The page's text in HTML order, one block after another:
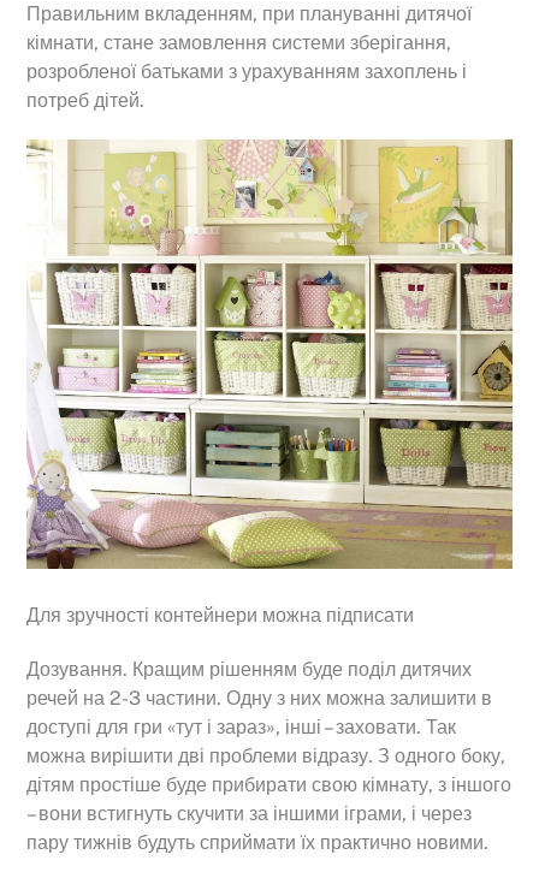
Правильним вкладенням, при плануванні дитячої
кімнати, стане замовлення системи зберігання,
розробленої батьками з урахуванням захоплень і
потреб дітей.
Для зручності контейнери можна підписати
Дозування. Кращим рішенням буде поділ дитячих
речей на 2-3 частини. Одну з них можна залишити в
доступі для гри «тут і зараз», інші – заховати. Так
можна вирішити дві проблеми відразу. З одного боку,
дітям простіше буде прибирати свою кімнату, з іншого
– вони встигнуть скучити за іншими іграми, і через
пару тижнів будуть сприймати їх практично новими.